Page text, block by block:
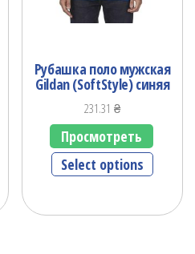
Рубашка поло мужская
Gildan (SoftStyle) синяя
231.31₴
Просмотреть
Select options